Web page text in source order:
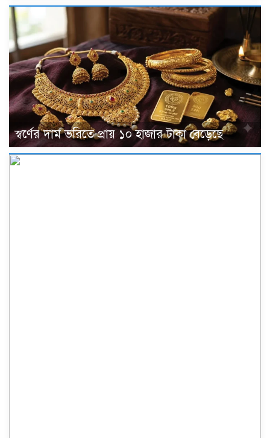
স্বর্ণের দাম ভরিতে প্রায় ১০ হাজার টাকা বেড়েছে